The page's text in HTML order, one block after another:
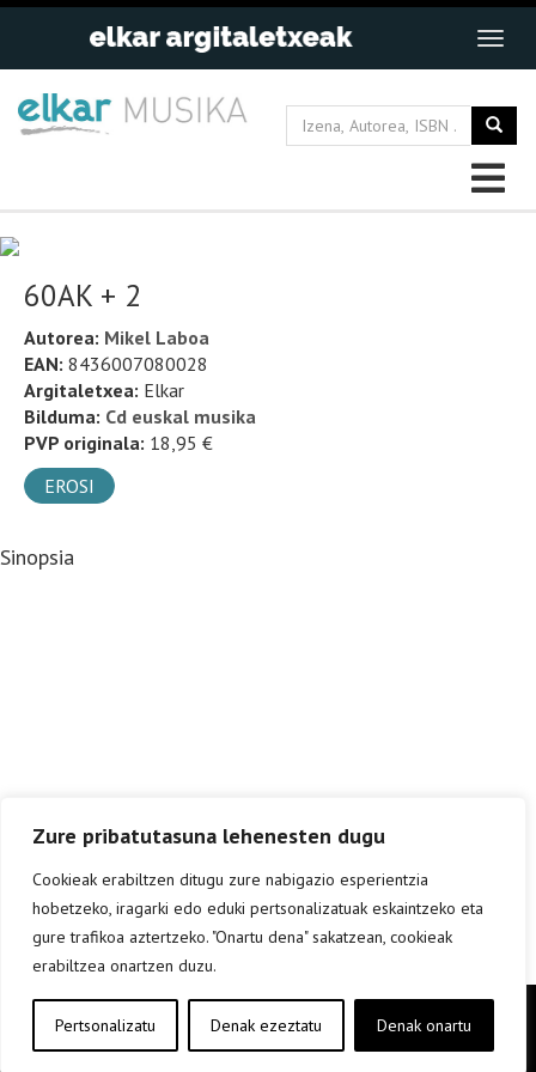
Zure pribatutasuna lehenesten dugu
Cookieak erabiltzen ditugu zure nabigazio esperientzia
hobetzeko, iragarki edo eduki pertsonalizatuak eskaintzeko eta
gure trafikoa aztertzeko. "Onartu dena" sakatzean, cookieak
erabiltzea onartzen duzu.
Pertsonalizatu Denak ezeztatu Denak onartu
60AK + 2
Autorea: Mikel Laboa
EAN: 8436007080028
Argitaletxea: Elkar
Bilduma: Cd euskal musika
PVP originala: 18,95 €
EROSI
Sinopsia
Copyright © elkar Argitaletxeak 2019
Lege oharra
Cookie politika